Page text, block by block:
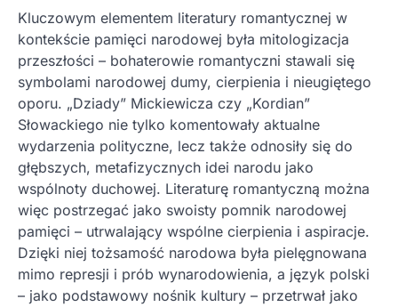
Kluczowym elementem literatury romantycznej w
kontekście pamięci narodowej była mitologizacja
przeszłości – bohaterowie romantyczni stawali się
symbolami narodowej dumy, cierpienia i nieugiętego
oporu. „Dziady” Mickiewicza czy „Kordian”
Słowackiego nie tylko komentowały aktualne
wydarzenia polityczne, lecz także odnosiły się do
głębszych, metafizycznych idei narodu jako
wspólnoty duchowej. Literaturę romantyczną można
więc postrzegać jako swoisty pomnik narodowej
pamięci – utrwalający wspólne cierpienia i aspiracje.
Dzięki niej tożsamość narodowa była pielęgnowana
mimo represji i prób wynarodowienia, a język polski
– jako podstawowy nośnik kultury – przetrwał jako